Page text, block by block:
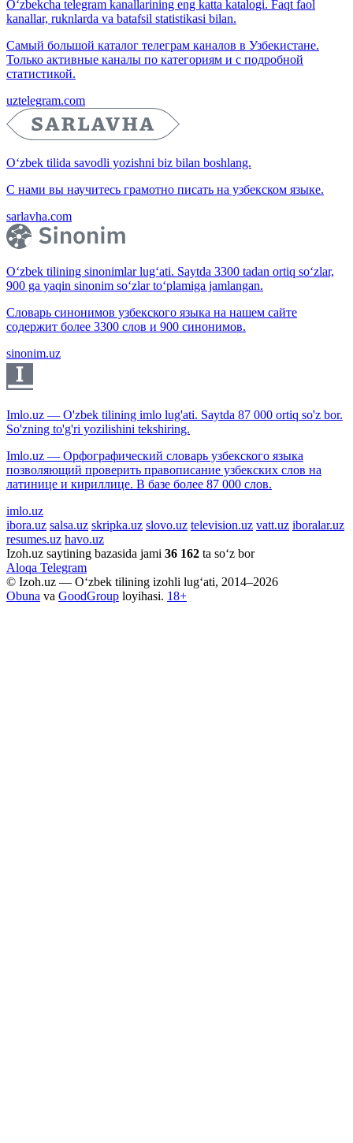
O‘zbekcha telegram kanallarining eng katta katalogi. Faqt faol
kanallar, ruknlarda va batafsil statistikasi bilan.
Самый большой каталог телеграм каналов в Узбекистане.
Только активные каналы по категориям и с подробной
статистикой.
uztelegram.com
O‘zbek tilida savodli yozishni biz bilan boshlang.
С нами вы научитесь грамотно писать на узбекском языке.
sarlavha.com
O‘zbek tilining sinonimlar lug‘ati. Saytda 3300 tadan ortiq so‘zlar,
900 ga yaqin sinonim so‘zlar to‘plamiga jamlangan.
Словарь синонимов узбекского языка на нашем сайте
содержит более 3300 слов и 900 синонимов.
sinonim.uz
Imlo.uz — O'zbek tilining imlo lug'ati. Saytda 87 000 ortiq so'z bor.
So'zning to'g'ri yozilishini tekshiring.
Imlo.uz — Орфографический словарь узбекского языка
позволяющий проверить правописание узбекских слов на
латинице и кириллице. В базе более 87 000 слов.
imlo.uz
ibora.uz salsa.uz skripka.uz slovo.uz television.uz vatt.uz iboralar.uz
resumes.uz havo.uz
Izoh.uz saytining bazasida jami 36 162 ta so‘z bor
Aloqa Telegram
© Izoh.uz — O‘zbek tilining izohli lug‘ati, 2014–2026
Obuna va GoodGroup loyihasi. 18+